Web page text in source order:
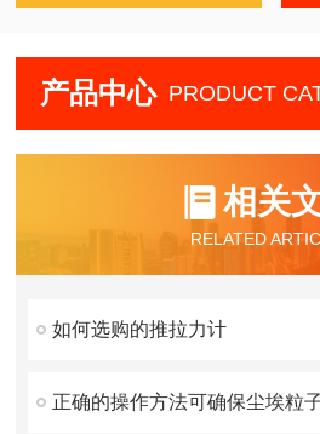
产品中心 PRODUCT
相关
RELATED
如何选购的推拉力计